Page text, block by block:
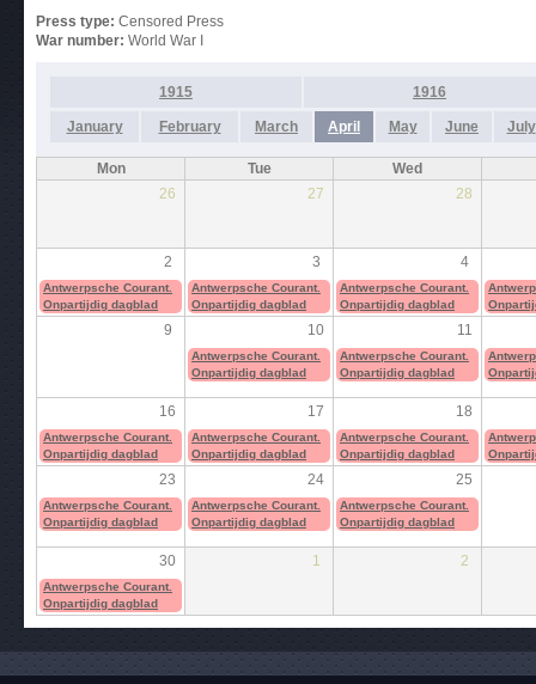
Press type: Censored Press
War number: World War I
1915 1916
January February March April May June July
Mon Tue
Wed
26
27 28
2 3 4
Antwerpsche Courant.
Onpartijdig dagblad
Antwerpsche Courant.
Onpartijdig dagblad
Antwerpsche Courant.
Onpartijdig dagblad
9 10 11
Antwerpsche Courant.
Onpartijdig dagblad
Antwerpsche Courant.
Onpartijdig dagblad
16 17 18
Antwerpsche Courant.
Onpartijdig dagblad
Antwerpsche Courant.
Onpartijdig dagblad
Antwerpsche Courant.
Onpartijdig dagblad
23 24 25
Antwerpsche Courant.
Onpartijdig dagblad
Antwerpsche Courant.
Onpartijdig dagblad
Antwerpsche Courant.
Onpartijdig dagblad
30 1 2
Antwerpsche Courant.
Onpartijdig dagblad